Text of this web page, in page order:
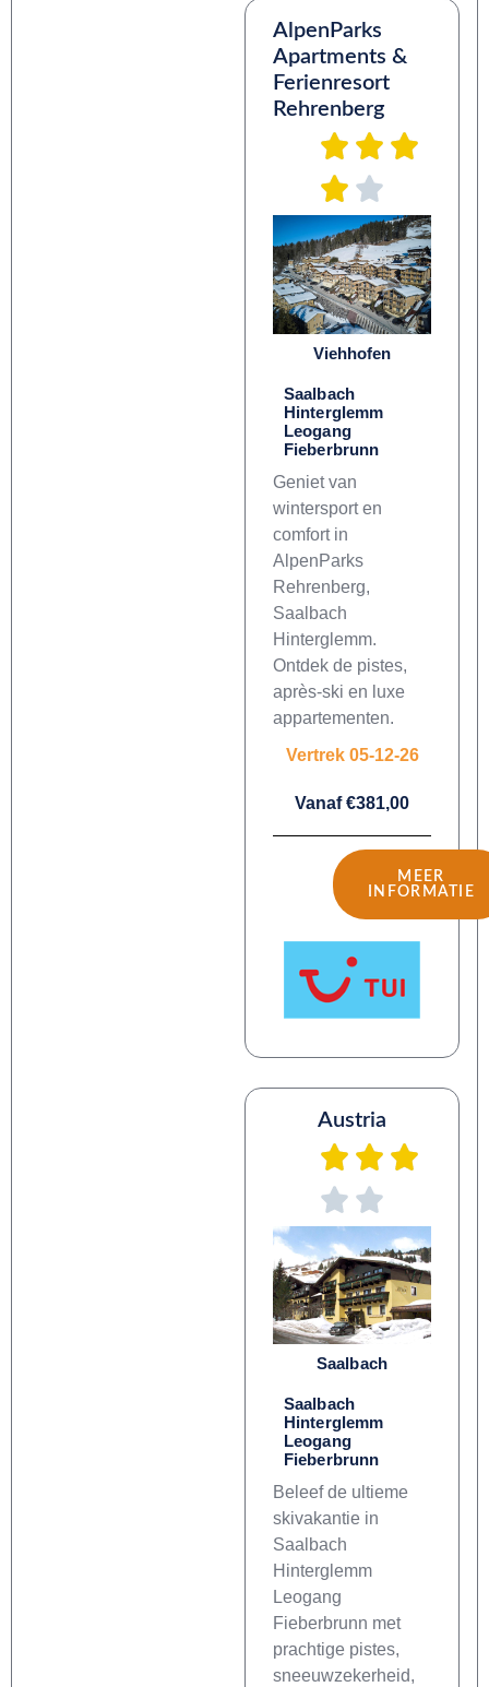
AlpenParks
Apartments &
Ferienresort
Rehrenberg
Viehhofen
Saalbach
Hinterglemm
Leogang
Fieberbrunn
Geniet van
wintersport en
comfort in
AlpenParks
Rehrenberg,
Saalbach
Hinterglemm.
Ontdek de pistes,
après-ski en luxe
appartementen.
Vertrek 05-12-26
Vanaf €381,00
MEER
INFORMATIE
Austria
Saalbach
Saalbach
Hinterglemm
Leogang
Fieberbrunn
Beleef de ultieme
skivakantie in
Saalbach
Hinterglemm
Leogang
Fieberbrunn met
prachtige pistes,
sneeuwzekerheid,